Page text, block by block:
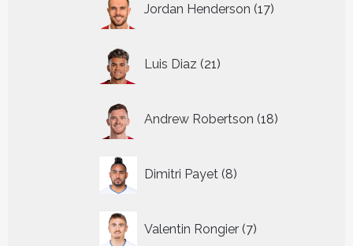
Jordan Henderson 17
producten
Luis Diaz 21
producten
Andrew Robertson 18
producten
Dimitri Payet 8
producten
Valentin Rongier 7
producten